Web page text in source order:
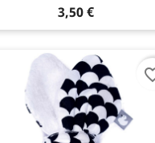
3,50 €